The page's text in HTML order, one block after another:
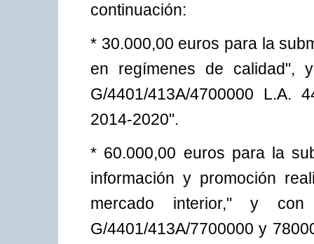
continuación:
* 30.000,00 euros para la
en regímenes de calidad",
G/4401/413A/4700000 L.A.
2014-2020".
* 60.000,00 euros para la
información y promoción
mercado interior," y
G/4401/413A/7700000 y